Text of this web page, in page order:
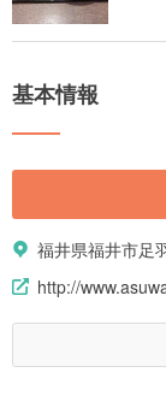
基本情報
福井県福井市足
http://